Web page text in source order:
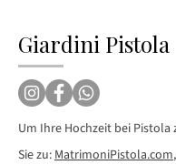
Giardini Pistola
Um Ihre Hochzeit bei Pistola
Sie zu:MatrimoniPistola.com